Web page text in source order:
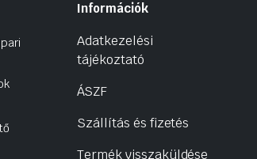
Információk
Adatkezelési
tájékoztató
ÁSZF
Szállítás és fizetés
Termék visszaküldése